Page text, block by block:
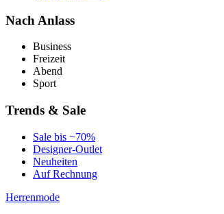
Nach Anlass
Business
Freizeit
Abend
Sport
Trends & Sale
Sale bis −70%
Designer-Outlet
Neuheiten
Auf Rechnung
Herrenmode